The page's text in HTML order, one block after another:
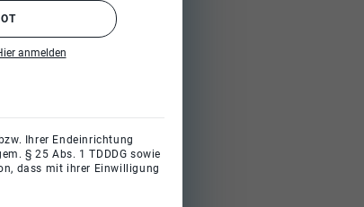
anmelden
Ihrer Endeinrichtung
§ 25 Abs. 1 TDDDG sowie
dass mit ihrer Einwilligung